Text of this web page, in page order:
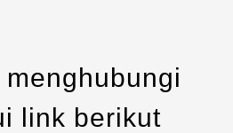
link berikut